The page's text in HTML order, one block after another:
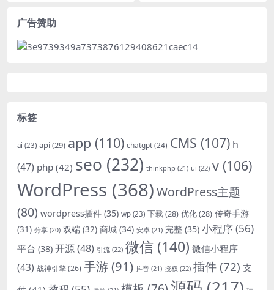
广告赞助
标签
ai (23) api(29) app (110) chatgpt(24) CMS (107) h
(47) php (42) seo (232) thinkphp (21) ui (22) v (106)
WordPress (368)WordPress主题
(80) wordpress插件 (35) wp (23) 下载(28) 优化(28) 传奇手游
(31) 分享 (20) 双端 (32) 商城 (34) 安卓 (21) 完整 (35) 小程序(56)
平台 (38) 开源(48) 引流 (22) 微信 (140) 微信小程序
(43) 战神引擎(26) 手游(91) 抖音 (21) 授权 (22) 插件 (72) 支